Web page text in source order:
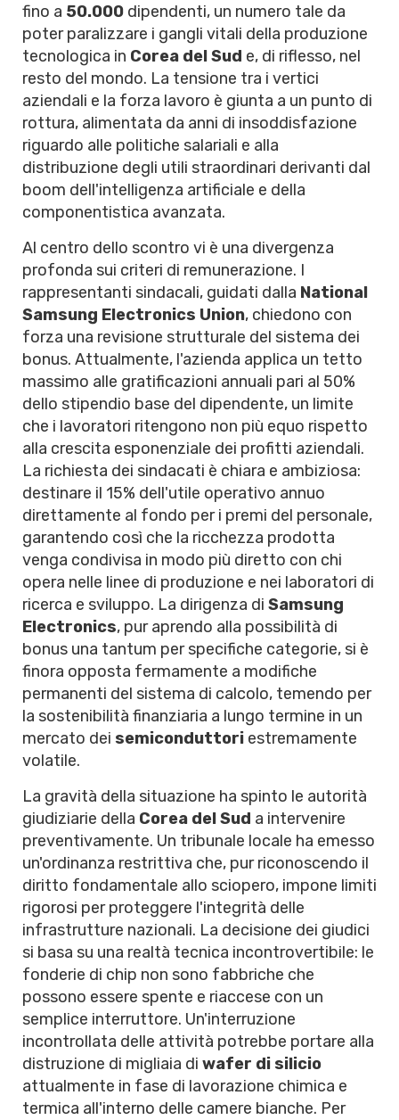
fino a 50.000 dipendenti, un numero tale da
poter paralizzare i gangli vitali della produzione
tecnologica in Corea del Sud e, di riflesso, nel
resto del mondo. La tensione tra i vertici
aziendali e la forza lavoro è giunta a un punto di
rottura, alimentata da anni di insoddisfazione
riguardo alle politiche salariali e alla
distribuzione degli utili straordinari derivanti dal
boom dell'intelligenza artificiale e della
componentistica avanzata.
Al centro dello scontro vi è una divergenza
profonda sui criteri di remunerazione. I
rappresentanti sindacali, guidati dalla National
Samsung Electronics Union, chiedono con
forza una revisione strutturale del sistema dei
bonus. Attualmente, l'azienda applica un tetto
massimo alle gratificazioni annuali pari al 50%
dello stipendio base del dipendente, un limite
che i lavoratori ritengono non più equo rispetto
alla crescita esponenziale dei profitti aziendali.
La richiesta dei sindacati è chiara e ambiziosa:
destinare il 15% dell'utile operativo annuo
direttamente al fondo per i premi del personale,
garantendo così che la ricchezza prodotta
venga condivisa in modo più diretto con chi
opera nelle linee di produzione e nei laboratori di
ricerca e sviluppo. La dirigenza di Samsung
Electronics, pur aprendo alla possibilità di
bonus una tantum per specifiche categorie, si è
finora opposta fermamente a modifiche
permanenti del sistema di calcolo, temendo per
la sostenibilità finanziaria a lungo termine in un
mercato dei semiconduttori estremamente
volatile.
La gravità della situazione ha spinto le autorità
giudiziarie della Corea del Sud a intervenire
preventivamente. Un tribunale locale ha emesso
un'ordinanza restrittiva che, pur riconoscendo il
diritto fondamentale allo sciopero, impone limiti
rigorosi per proteggere l'integrità delle
infrastrutture nazionali. La decisione dei giudici
si basa su una realtà tecnica incontrovertibile: le
fonderie di chip non sono fabbriche che
possono essere spente e riaccese con un
semplice interruttore. Un'interruzione
incontrollata delle attività potrebbe portare alla
distruzione di migliaia di wafer di silicio
attualmente in fase di lavorazione chimica e
termica all'interno delle camere bianche. Per